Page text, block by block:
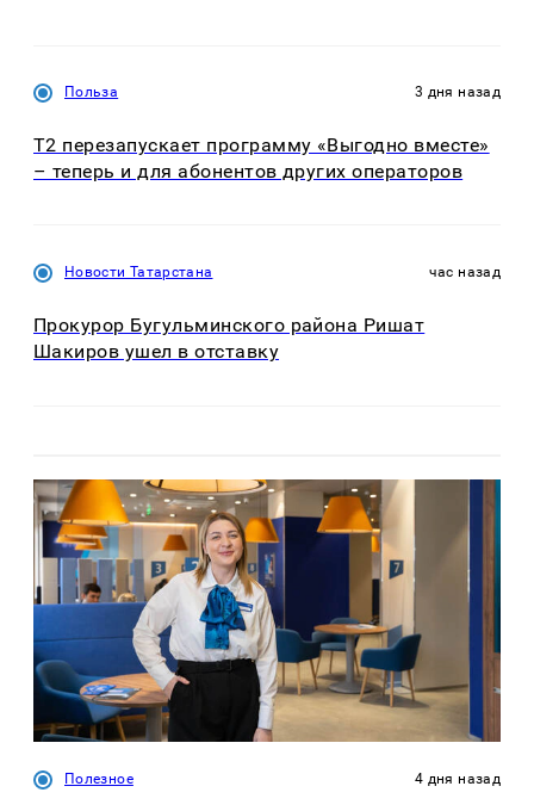
Польза 3 дня назад
Т2 перезапускает программу «Выгодно вместе»
– теперь и для абонентов других операторов
Новости Татарстана час назад
Прокурор Бугульминского района Ришат
Шакиров ушел в отставку
Полезное 4 дня назад